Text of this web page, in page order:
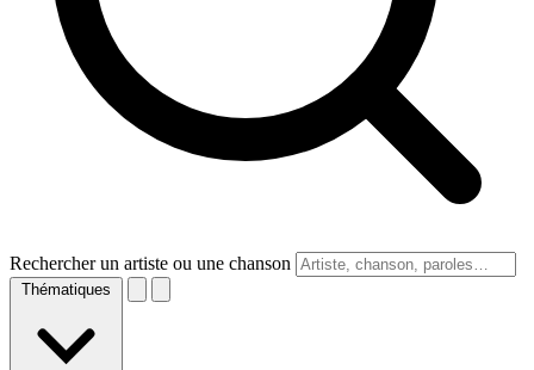
Rechercher un artiste ou une chanson
Thématiques